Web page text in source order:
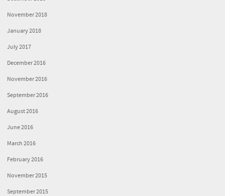
November 2018
January 2018
July 2017
December 2016
November 2016
September 2016
August 2016
June 2016
March 2016
February 2016
November 2015
September 2015